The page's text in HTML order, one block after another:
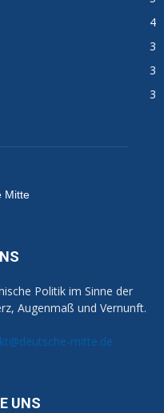
4
3
3
3
Politik im Sinne der
Augenmaß und Vernunft.
mitte.de
UNS